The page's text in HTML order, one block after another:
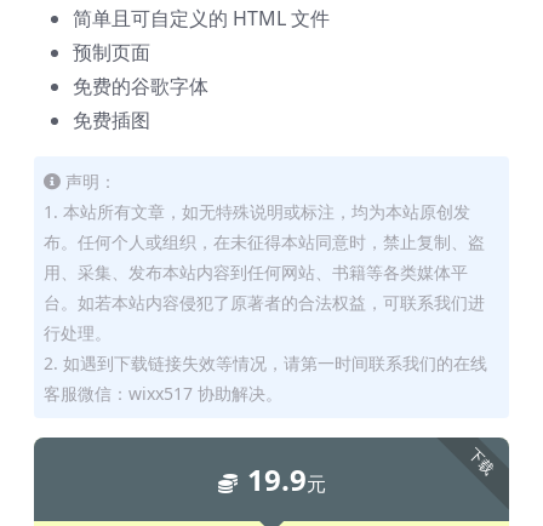
简单且可自定义的 HTML 文件
预制页面
免费的谷歌字体
免费插图
声明：
1. 本站所有文章，如无特殊说明或标注，均为本站原创发
布。任何个人或组织，在未征得本站同意时，禁止复制、盗
用、采集、发布本站内容到任何网站、书籍等各类媒体平
台。如若本站内容侵犯了原著者的合法权益，可联系我们进
行处理。
2. 如遇到下载链接失效等情况，请第一时间联系我们的在线
客服微信：wixx517 协助解决。
下载
19.9元